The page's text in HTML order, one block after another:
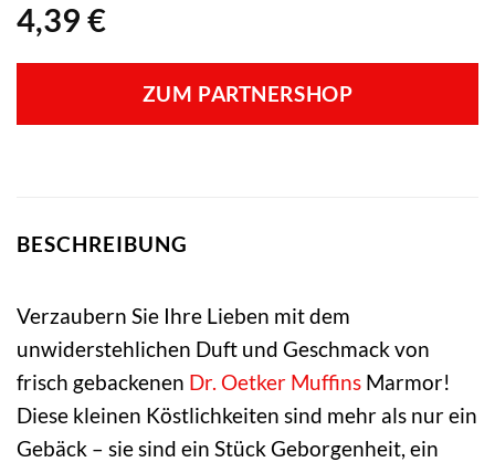
4,39 €
ZUM PARTNERSHOP
BESCHREIBUNG
Verzaubern Sie Ihre Lieben mit dem
unwiderstehlichen Duft und Geschmack von
frisch gebackenen Dr. Oetker Muffins Marmor!
Diese kleinen Köstlichkeiten sind mehr als nur ein
Gebäck – sie sind ein Stück Geborgenheit, ein